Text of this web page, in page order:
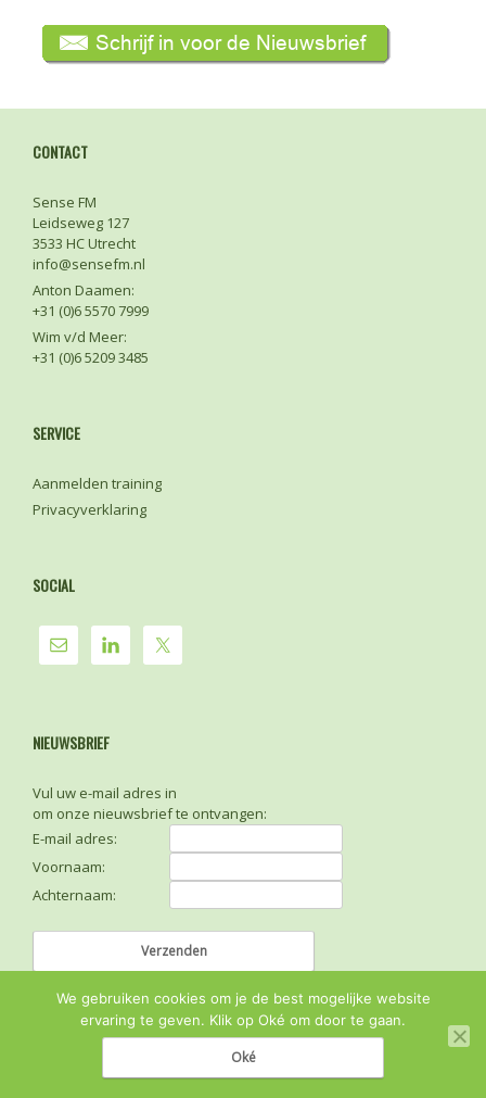
CONTACT
Sense FM
Leidseweg 127
3533 HC Utrecht
info@sensefm.nl
Anton Daamen:
+31 (0)6 5570 7999
Wim v/d Meer:
+31 (0)6 5209 3485
SERVICE
Aanmelden training
Privacyverklaring
SOCIAL
NIEUWSBRIEF
Vul uw e-mail adres in
om onze nieuwsbrief te ontvangen:
E-mail adres:
Voornaam:
Achternaam:
© 2026Sense FM
We gebruiken cookies om je de best mogelijke website
ervaring te geven. Klik op Oké om door te gaan.
Oké